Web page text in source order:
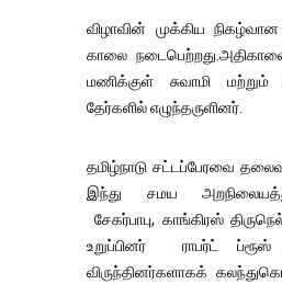
விழாவின் முக்கிய
காலை
மணிக்குள் சுவாமி
தேர்களில் எழுந்தருளினர்.
தமிழ்நாடு சட்டப்பேரவை
இந்து சமய
சேகர்பாபு, காங்கிரஸ்
உறுப்பினர் ராபர்ட் ப்ரூஸ்
விருந்தினர்களாகக்